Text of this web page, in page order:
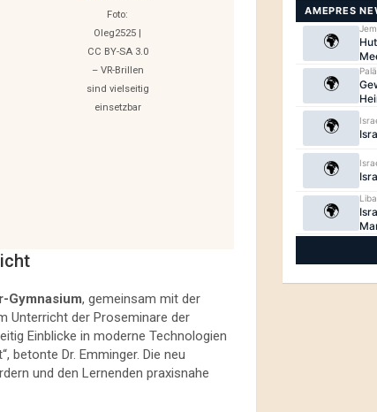
Foto:
Oleg2525 |
CC BY-SA 3.0
– VR-Brillen
sind vielseitig
einsetzbar
Gymnasium, gemeinsam mit der
Unterricht der Proseminare der
Einblicke in moderne Technologien
betonte Dr. Emminger. Die neu
und den Lernenden praxisnahe